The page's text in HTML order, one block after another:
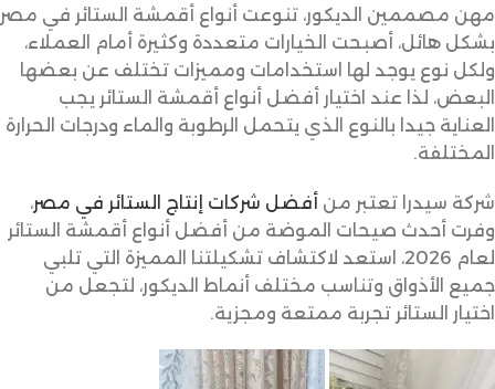
مهن مصممين الديكور، تنوعت أنواع أقمشة الستائر في مصر
بشكل هائل، أصبحت الخيارات متعددة وكثيرة أمام العملاء،
ولكل نوع يوجد لها استخدامات ومميزات تختلف عن بعضها
البعض، لذا عند اختيار أفضل أنواع أقمشة الستائر يجب
العناية جيدا بالنوع الذي يتحمل الرطوبة والماء ودرجات الحرارة
المختلفة.
شركة سيدرا تعتبر من أفضل شركات إنتاج الستائر في مصر،
وفرت أحدث صيحات الموضة من أفضل أنواع أقمشة الستائر
لعام 2026، استعد لاكتشاف تشكيلتنا المميزة التي تلبي
جميع الأذواق وتناسب مختلف أنماط الديكور، لتجعل من
اختيار الستائر تجربة ممتعة ومجزية.